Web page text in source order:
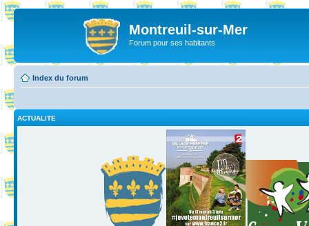
Montreuil-sur-Mer
Forum pour ses habitants
Index du forum
ACTUALITE